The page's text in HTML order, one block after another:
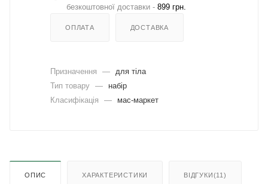
безкоштовної доставки - 899 грн.
ОПЛАТА ДОСТАВКА
Призначення —
для тіла
Тип товару —
набір
Класифікація
— мас-маркет
ОПИС ХАРАКТЕРИСТИКИ ВІДГУКИ(11)